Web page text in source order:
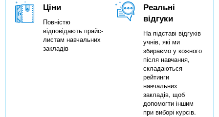
Ціни
Повністю
відповідають прайс-
листам навчальних
закладів
Реальні
відгуки
На підставі відгуків
учнів, які ми
збираємо у кожного
після навчання,
складаються
рейтинги
навчальних
закладів, щоб
допомогти іншим
при виборі курсів.